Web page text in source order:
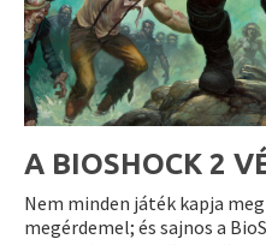
A BIOSHOCK 2
Nem minden játék kapja
megérdemel; és sajnos a